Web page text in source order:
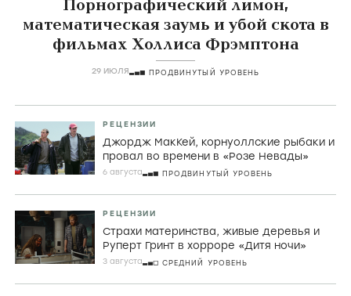
Порнографический лимон,
математическая заумь и убой скота в
фильмах Холлиса Фрэмптона
29 ИЮЛЯ ПРОДВИНУТЫЙ УРОВЕНЬ
РЕЦЕНЗИИ
Джордж МакКей, корнуоллские рыбаки и
провал во времени в «Розе Невады»
6 августа ПРОДВИНУТЫЙ УРОВЕНЬ
РЕЦЕНЗИИ
Страхи материнства, живые деревья и
Руперт Гринт в хорроре «Дитя ночи»
3 августа СРЕДНИЙ УРОВЕНЬ